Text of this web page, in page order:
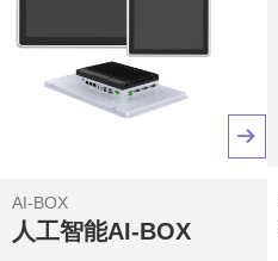
人工智能AI-BOX
AI-BOX
뀠